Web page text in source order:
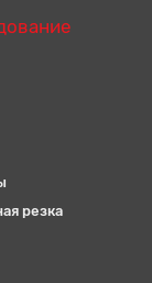
резка